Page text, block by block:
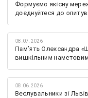
Формуємо якісну
доєднуйтеся до
08.07.2026
Памʼять Олександра
вишкільним
08.06.2026
Веслувальники зі